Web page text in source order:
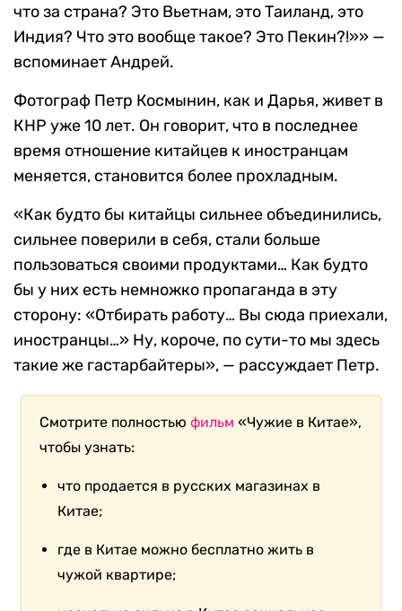
что за страна? Это Вьетнам, это Таиланд, это
Индия? Что это вообще такое? Это Пекин?!»» —
вспоминает Андрей.
Фотограф Петр Космынин, как и Дарья, живет в
КНР уже 10 лет. Он говорит, что в последнее
время отношение китайцев к иностранцам
меняется, становится более прохладным.
«Как будто бы китайцы сильнее объединились,
сильнее поверили в себя, стали больше
пользоваться своими продуктами… Как будто
бы у них есть немножко пропаганда в эту
сторону: «Отбирать работу… Вы сюда приехали,
иностранцы…» Ну, короче, по сути-то мы здесь
такие же гастарбайтеры», — рассуждает Петр.
Смотрите полностьюфильм «Чужие в Китае»,
чтобы узнать:
что продается в русских магазинах в
Китае;
где в Китае можно бесплатно жить в
чужой квартире;